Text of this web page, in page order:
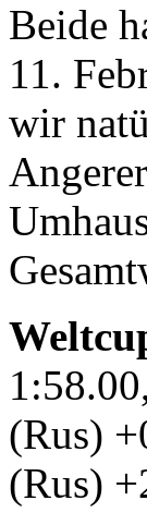
Beide
11.
wir
(Rus)
(Rus)